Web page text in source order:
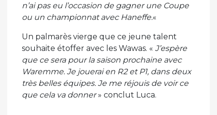
n’ai pas eu l’occasion de gagner une Coupe
ou un championnat avec Haneffe.«
Un palmarès vierge que ce jeune talent
souhaite étoffer avec les Wawas. « J’espère
que ce sera pour la saison prochaine avec
Waremme. Je jouerai en R2 et P1, dans deux
très belles équipes. Je me réjouis de voir ce
que cela va donner» conclut Luca.